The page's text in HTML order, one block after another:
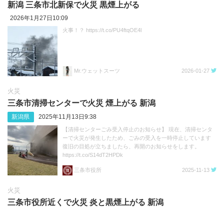
新潟 三条市北新保で火災 黒煙上がる
2026年1月27日10:09
火事！？ https://t.co/PU4ftqOE4l
Mr.ウェットスーツ 2026-01-27
火災
三条市清掃センターで火災 煙上がる 新潟
新潟県 2025年11月13日9:38
【清掃センターごみ受入停止のお知らせ】 現在、清掃センタ
ーで火災が発生したため、ごみの受入を一時停止しています
復旧の目処が立ちましたら、再開のお知らせをします。
https://t.co/S14dT2HPDk
三条市役所 2025-11-13
火災
三条市役所近くで火災 炎と黒煙上がる 新潟